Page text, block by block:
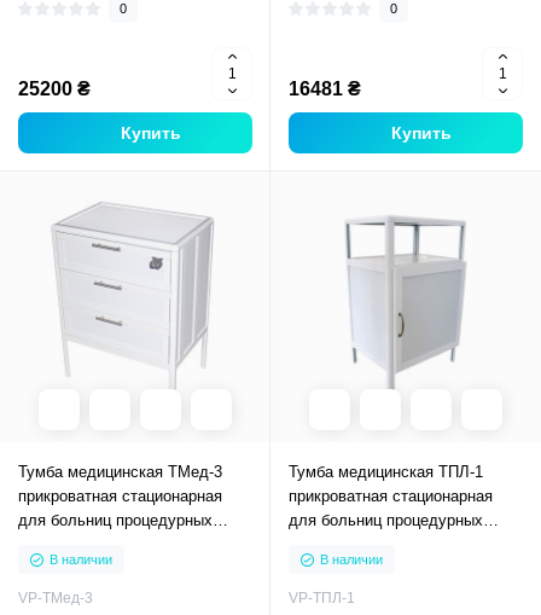
0
25200 ₴
Купить
0
16481 ₴
Купить
Тумба медицинская ТМед-3
прикроватная стационарная
для больниц процедурных
В наличии
VP-ТМед-3
Тумба медицинская ТПЛ-1
прикроватная стационарная
для больниц процедурных
В наличии
VP-ТПЛ-1